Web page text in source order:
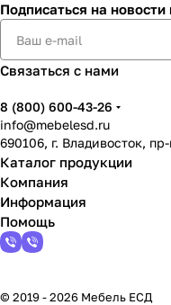
Подписаться на новости
Связаться с нами
8 (800) 600-43-26
info@mebelesd.ru
690106, г. Владивосток,
Каталог продукции
Компания
Информация
Помощь
© 2019 - 2026 Мебель ЕСД